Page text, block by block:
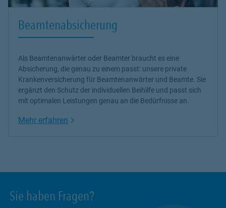
Beamtenabsicherung
Als Beamtenanwärter oder Beamter braucht es eine
Absicherung, die genau zu einem passt: unsere private
Krankenversicherung für Beamtenanwärter und Beamte. Sie
ergänzt den Schutz der individuellen Beihilfe und passt sich
mit optimalen Leistungen genau an die Bedürfnisse an.
Mehr erfahren Link Opens in New Tab
Sie haben Fragen?